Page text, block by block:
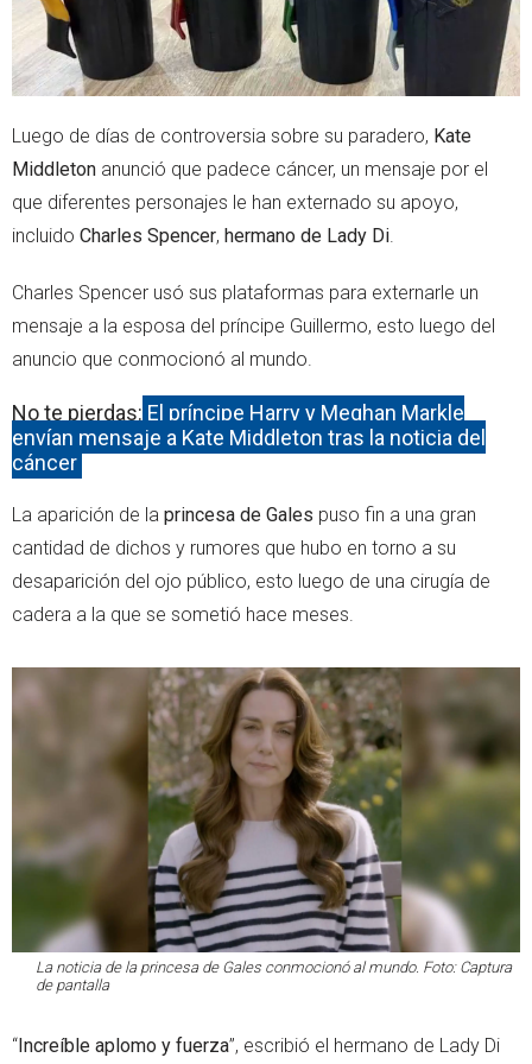
Luego de días de controversia sobre su paradero, Kate
Middleton anunció que padece cáncer, un mensaje por el
que diferentes personajes le han externado su apoyo,
incluido Charles Spencer, hermano de Lady Di
Charles Spencer usó sus plataformas para externarle un
mensaje a la esposa del príncipe Guillermo, esto luego del
anuncio que conmocionó al mundo.
No te pierdas: El príncipe Harry y Meghan Markle
envían mensaje a Kate Middleton tras la noticia del
cáncer
La aparición de la princesa de Gales puso fin a una gran
cantidad de dichos y rumores que hubo en torno a su
desaparición del ojo público, esto luego de una cirugía de
cadera a la que se sometió hace meses.
La noticia de la princesa de Gales conmocionó al mundo. Foto: Captura
de pantalla
“ Increíble aplomo y fuerza”, escribió el hermano de Lady Di